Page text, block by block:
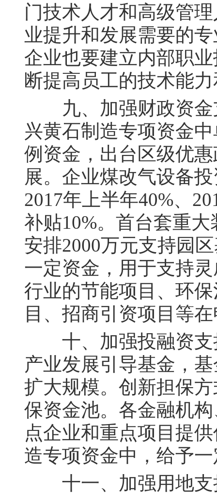
门技术人才和高级管
业提升和发展需要的
企业也要建立内部职
断提高员工的技术能
九、加强财政资金
兴黄石制造专项资金
例资金，出台区级优
展。企业煤改气设备
2017年上半年40%、
补贴10%。首台套重
安排2000万元支持园
一定资金，用于支持
行业的节能项目、环
目、招商引资项目等
十、加强投融资支
产业发展引导基金，
扩大规模。创新担保
保资金池。各金融机
点企业和重点项目提
造专项资金中，给予
十一、加强用地支